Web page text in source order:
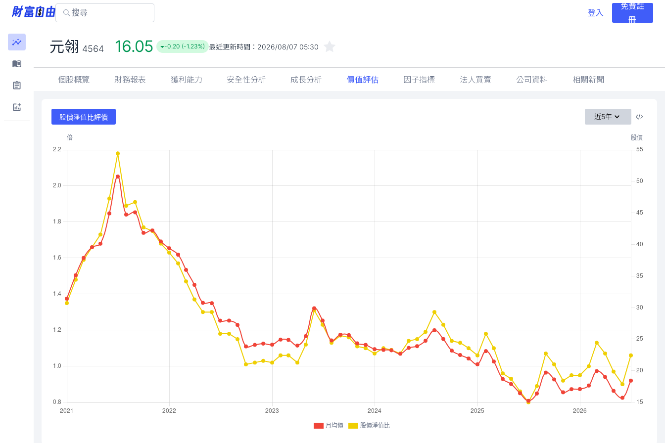
登入
免費註
冊
元翎 4564 16.05 -0.20 (-1.23%) 最近更新時間： 2026/08/07 05:30
個股概覽 財務報表 獲利能力 安全性分析 成長分析 價值評估 因子指標 法人買賣 公司資料 相關新聞
股價淨值比評價 近5年
月均價 股價淨值比